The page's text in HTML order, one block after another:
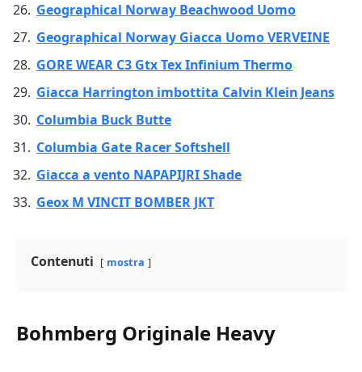
Geographical Norway Beachwood Uomo
Geographical Norway Giacca Uomo VERVEINE
GORE WEAR C3 Gtx Tex Infinium Thermo
Giacca Harrington imbottita Calvin Klein Jeans
Columbia Buck Butte
Columbia Gate Racer Softshell
Giacca a vento NAPAPIJRI Shade
Geox M VINCIT BOMBER JKT
Contenuti mostra
Bohmberg Originale Heavy